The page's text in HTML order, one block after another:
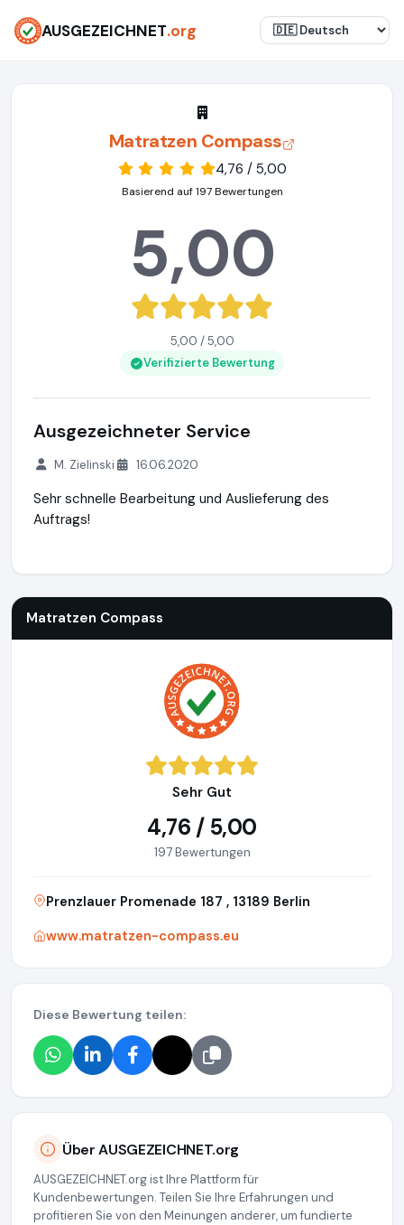
AUSGEZEICHNET.org
Matratzen Compass
4,76 / 5,00
Basierend auf 197 Bewertungen
5,00
5,00 / 5,00
Verifizierte Bewertung
Ausgezeichneter Service
M. Zielinski 16.06.2020
Sehr schnelle Bearbeitung und Auslieferung des
Auftrags!
Matratzen Compass
Sehr Gut
4,76 / 5,00
197 Bewertungen
Prenzlauer Promenade 187 , 13189 Berlin
www.matratzen-compass.eu
Diese Bewertung teilen:
Über AUSGEZEICHNET.org
AUSGEZEICHNET.org ist Ihre Plattform für
Kundenbewertungen. Teilen Sie Ihre Erfahrungen und
profitieren Sie von den Meinungen anderer, um fundierte